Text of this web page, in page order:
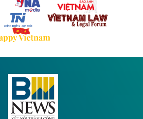
tỷ đồng xây dựng cao
Bình
25,1 km được kỳ vọng sẽ tạo động
tế - xã hội khu vực phía Nam đồng